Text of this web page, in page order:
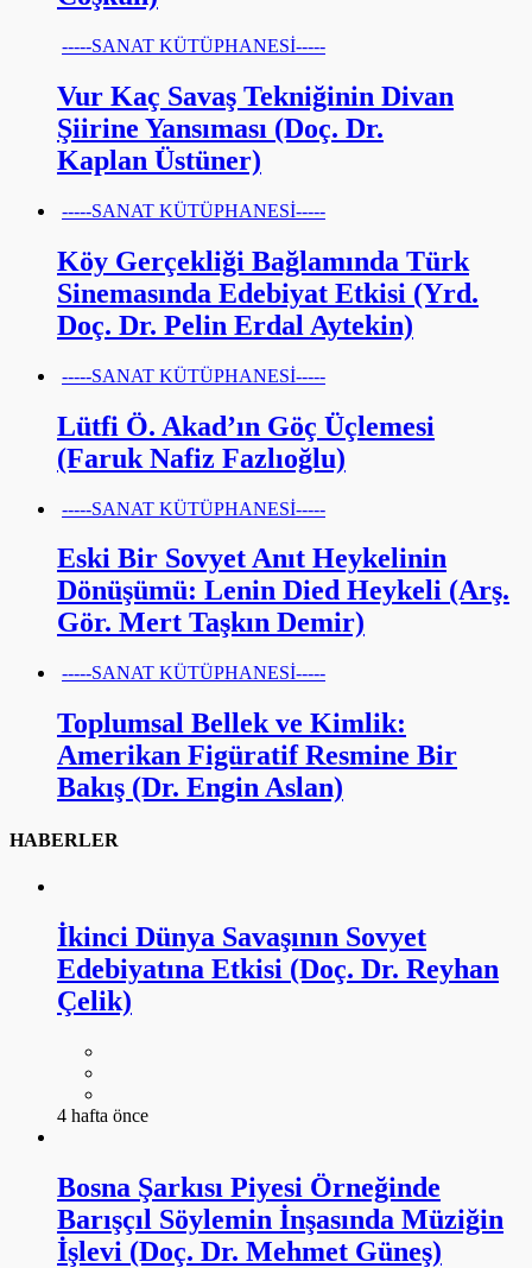
-----SANAT KÜTÜPHANESİ-----
Vur Kaç Savaş Tekniğinin Divan
Şiirine Yansıması (Doç. Dr.
Kaplan Üstüner)
-----SANAT KÜTÜPHANESİ-----
Köy Gerçekliği Bağlamında Türk
Sinemasında Edebiyat Etkisi (Yrd.
Doç. Dr. Pelin Erdal Aytekin)
-----SANAT KÜTÜPHANESİ-----
Lütfi Ö. Akad’ın Göç Üçlemesi
(Faruk Nafiz Fazlıoğlu)
-----SANAT KÜTÜPHANESİ-----
Eski Bir Sovyet Anıt Heykelinin
Dönüşümü: Lenin Died Heykeli (Arş.
Gör. Mert Taşkın Demir)
-----SANAT KÜTÜPHANESİ-----
Toplumsal Bellek ve Kimlik:
Amerikan Figüratif Resmine Bir
Bakış (Dr. Engin Aslan)
HABERLER
İkinci Dünya Savaşının Sovyet
Edebiyatına Etkisi (Doç. Dr. Reyhan
Çelik)
4 hafta önce
Bosna Şarkısı Piyesi Örneğinde
Barışçıl Söylemin İnşasında Müziğin
İşlevi (Doç. Dr. Mehmet Güneş)